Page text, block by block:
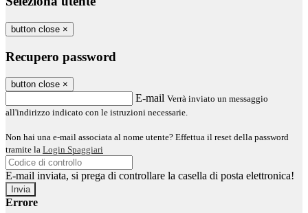
button close ×
Recupero password
button close ×
E-mail Verrà inviato un messaggio
all'indirizzo indicato con le istruzioni necessarie.
Non hai una e-mail associata al nome utente? Effettua il reset della password
tramite la Login Spaggiari
E-mail inviata, si prega di controllare la casella di posta elettronica!
Errore